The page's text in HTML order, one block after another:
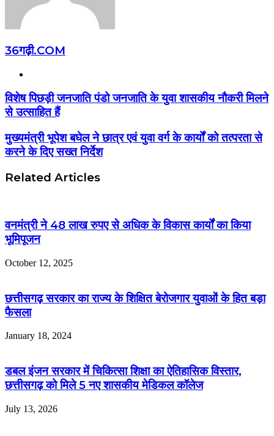
36गढ़ी.COM
विशेष पिछड़ी जनजाति पंडो जनजाति के युवा शासकीय नौकरी मिलने
से उत्साहित हैं
मुख्यमंत्री भूपेश बघेल ने छात्र एवं युवा वर्ग के कार्यों को तत्परता से
करने के दिए सख्त निर्देश
Related Articles
वनमंत्री ने 48 लाख रुपए से अधिक के विकास कार्यों का किया
भूमिपूजन
October 12, 2025
छत्तीसगढ़ सरकार का राज्य के शिक्षित बेरोजगार युवाओं के हित बड़ा
फैसला
January 18, 2024
डबल इंजन सरकार में चिकित्सा शिक्षा का ऐतिहासिक विस्तार,
छत्तीसगढ़ को मिले 5 नए शासकीय मेडिकल कॉलेज
July 13, 2026